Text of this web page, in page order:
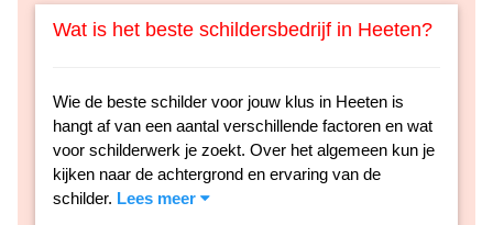
Wat is het beste schildersbedrijf in Heeten?
Wie de beste schilder voor jouw klus in Heeten is
hangt af van een aantal verschillende factoren en wat
voor schilderwerk je zoekt. Over het algemeen kun je
kijken naar de achtergrond en ervaring van de
schilder. Lees meer